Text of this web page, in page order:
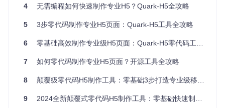
项目配置与启动指南
确保MongoDB服务已启动，项目默认配置为：
连接地址：mongodb://localhost:27017/quark
数据库名称：quark
启动开发服务
4 无需编程如何快速制作专业H5？Quark-H5全攻略
5 3步零代码制作专业H5页面：Quark-H5工具全攻略
6 零基础高效制作专业级H5页面：Quark-H5零代码工具全指南
7 如何零代码制作专业H5页面？开源工具全攻略
8 颠覆级零代码H5制作工具：零基础3步打造专业级移动端页面
9 2024全新颠覆式零代码H5制作工具：零基础快速制作专业级移动端页面